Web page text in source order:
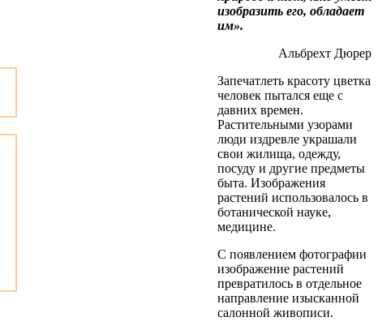
изобразить его, обладает
им».
Альбрехт Дюрер
Запечатлеть красоту цветка
человек пытался еще с
давних времен.
Растительными узорами
люди издревле украшали
свои жилища, одежду,
посуду и другие предметы
быта. Изображения
растений использовалось в
ботанической науке,
медицине.
С появлением фотографии
изображение растений
превратилось в отдельное
направление изысканной
салонной живописи.